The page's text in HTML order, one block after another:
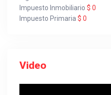
Impuesto Inmobiliario $ 0
Impuesto Primaria $ 0
Video